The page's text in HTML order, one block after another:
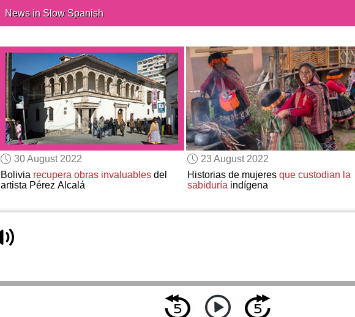
News in Slow Spanish
30 August 2022
Bolivia recupera obras invaluablesdel
artista Pérez Alcalá
23 August 2022
Historias de mujeres que custodian la
sabiduríaindígena